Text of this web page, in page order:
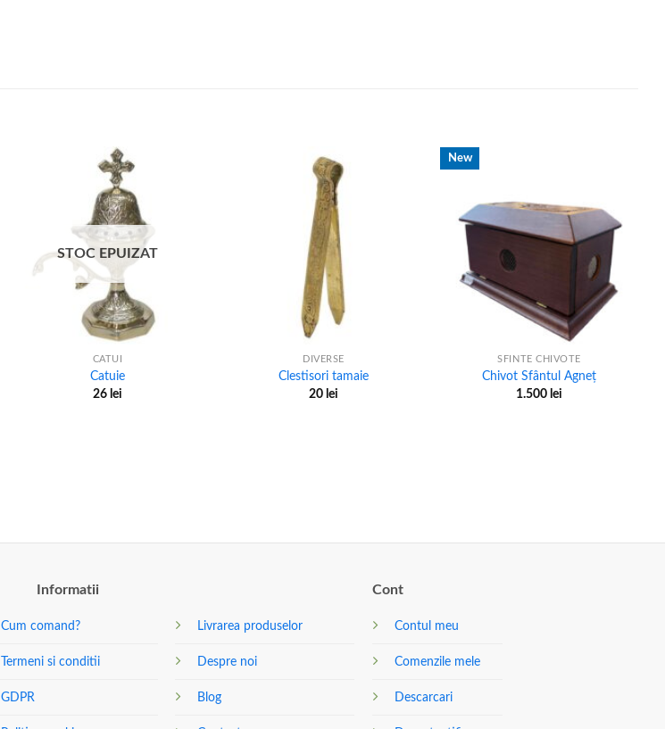
STOC EPUIZAT
CATUI
Catuie
26 lei
DIVERSE
Clestisori tamaie
20 lei
New
SFINTE CHIVOTE
Chivot Sfântul Agneț
1.500 lei
Informatii
Cum comand?
Termeni si conditii
GDPR
Livrarea produselor
Despre noi
Blog
Cont
Contul meu
Comenzile mele
Descarcari